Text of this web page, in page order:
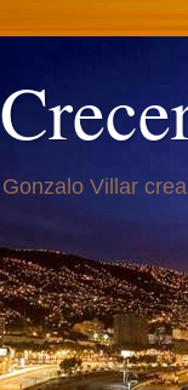
Gonzalo Villar